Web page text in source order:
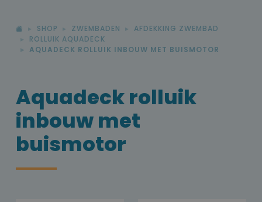
SHOP ZWEMBADEN
AFDEKKING ZWEMBAD
ROLLUIK AQUADECK
AQUADECK ROLLUIK INBOUW MET BUISMOTOR
Aquadeck rolluik
inbouw met
buismotor